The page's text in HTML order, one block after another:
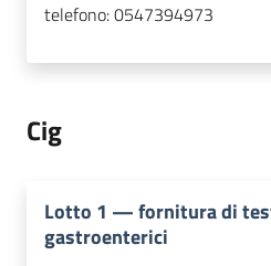
telefono:0547394973
Cig
Lotto 1 —fornitura di
gastroenterici